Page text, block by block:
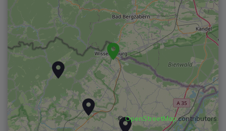
©OpenStreetMapcontributors